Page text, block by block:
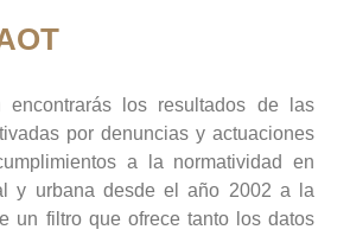
encontrarás los resultados de las
por denuncias y actuaciones
a la normatividad en
y urbana desde el año 2002 a la
un filtro que ofrece tanto los datos